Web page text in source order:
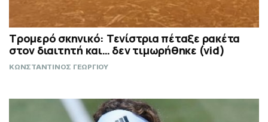
Τρομερό σκηνικό: Τενίστρια πέταξε ρακέτα
στον διαιτητή και… δεν τιμωρήθηκε (vid)
ΚΩΝΣΤΑΝΤΙΝΟΣ ΓΕΩΡΓΙΟΥ